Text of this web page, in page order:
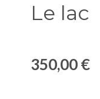
Le lac
350,00 €